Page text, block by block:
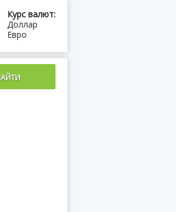
Курс валют:
Доллар
Евро